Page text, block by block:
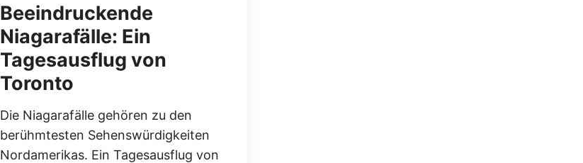
Beeindruckende
Niagarafälle: Ein
Tagesausflug von
Toronto
Die Niagarafälle gehören zu den
berühmtesten Sehenswürdigkeiten
Nordamerikas. Ein Tagesausflug von